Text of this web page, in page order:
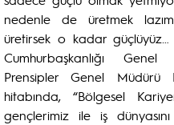
nedenle de üretmek
üretirsek o kadar güçlüyüz…
Cumhurbaşkanlığı
Prensipler Genel Müdürü
hitabında, “Bölgesel
gençlerimiz ile iş